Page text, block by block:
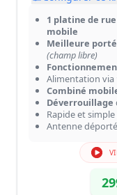
1 platine de
mobile
Meilleure
(champ libre)
Alimentation via
Combiné
Déverrouillage
Rapide et
Antenne